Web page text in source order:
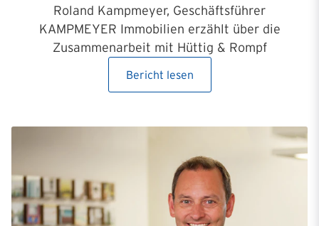
Roland Kampmeyer, Geschäftsführer
KAMPMEYER Immobilien erzählt über die
Zusammenarbeit mit Hüttig & Rompf
Bericht lesen